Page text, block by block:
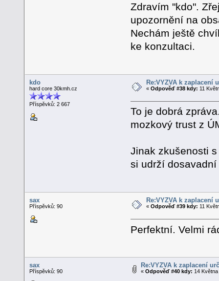
Zdravím "kdo".
upozornění na
Nechám ještě
ke konzultaci.
kdo
hard core 30kmh.cz
Příspěvků: 2 667
Re:VÝZVA k zaplacení
«Odpověď #38 kdy: 11
To je dobrá
mozkový trust z
Jinak zkušenosti
si udrží
sax
Příspěvků: 90
Re:VÝZVA k zaplacení
«Odpověď #39 kdy: 11
Perfektní. Velmi
sax
Příspěvků: 90
Re:VÝZVA k zaplacení
«Odpověď #40 kdy: 14